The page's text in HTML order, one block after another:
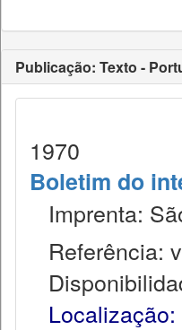
Publicação: Texto -
1970
Boletim do
Imprenta:
Referência:
Localização: